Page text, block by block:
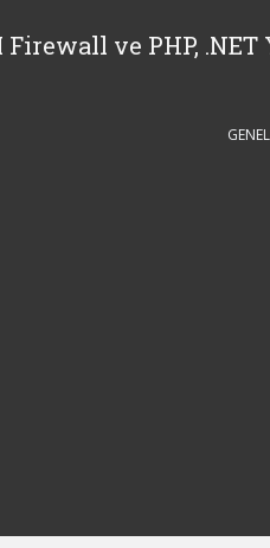
ve PHP, .NET
GENEL